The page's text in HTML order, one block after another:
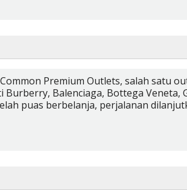
Premium Outlets, salah satu
Balenciaga, Bottega Veneta,
puas berbelanja, perjalanan